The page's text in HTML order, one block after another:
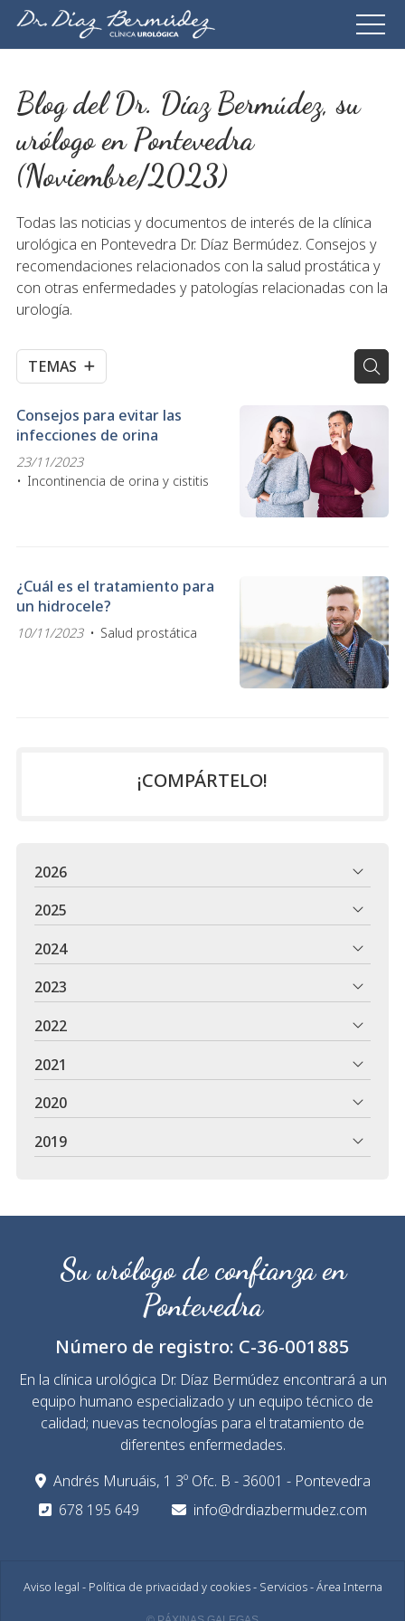
Blog del Dr. Díaz Bermúdez, su
urólogo en Pontevedra
(Noviembre/2023)
Todas las noticias y documentos de interés de la clínica
urológica en Pontevedra Dr. Díaz Bermúdez. Consejos y
recomendaciones relacionados con la salud prostática y
con otras enfermedades y patologías relacionadas con la
urología.
TEMAS
Consejos para evitar las
infecciones de orina
23/11/2023
Incontinencia de orina y cistitis
¿Cuál es el tratamiento para
un hidrocele?
10/11/2023 Salud prostática
¡COMPÁRTELO!
2026
2025
2024
2023
2022
2021
2020
2019
Su urólogo de confianza en
Pontevedra
Número de registro: C-36-001885
En la clínica urológica Dr. Díaz Bermúdez encontrará a un
equipo humano especializado y un equipo técnico de
calidad; nuevas tecnologías para el tratamiento de
diferentes enfermedades.
Andrés Muruáis, 1 3º Ofc. B - 36001 - Pontevedra
678 195 649
info@drdiazbermudez.com
Aviso legal - Política de privacidad y cookies- Servicios-Área Interna